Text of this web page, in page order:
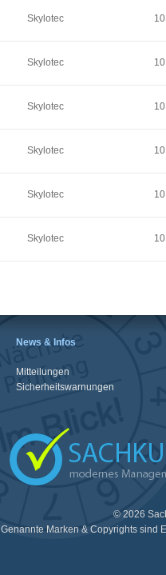
Skylotec 10
Skylotec 10
Skylotec 10
Skylotec 10
Skylotec 10
Skylotec 10
News & Infos
Mitteilungen
Sicherheitswarnungen
© 2026
Genannte Marken & Copyrights sind